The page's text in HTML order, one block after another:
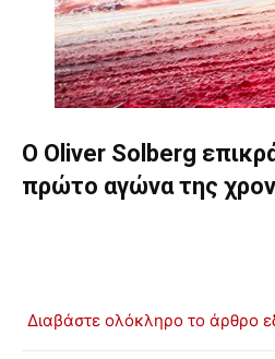
O Oliver Solberg
πρώτο αγώνα της
Διαβάστε ολόκληρο το άρθρο